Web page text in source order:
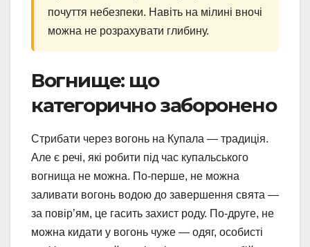
почуття небезпеки. Навіть на мілині вночі
можна не розрахувати глибину.
Вогнище: що
категорично заборонено
Стрибати через вогонь на Купала — традиція.
Але є речі, які робити під час купальського
вогнища не можна. По-перше, не можна
заливати вогонь водою до завершення свята —
за повір’ям, це гасить захист роду. По-друге, не
можна кидати у вогонь чуже — одяг, особисті